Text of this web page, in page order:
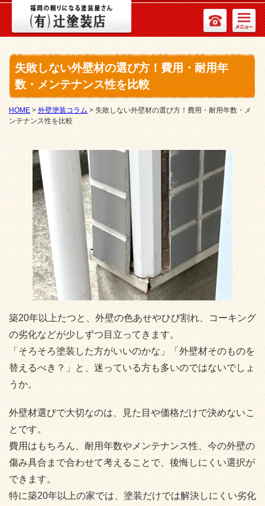
失敗しない外壁材の選び方！費用・耐用年
数・メンテナンス性を比較
HOME > 外壁塗装コラム > 失敗しない外壁材の選び方！費用・耐用年数・メ
ンテナンス性を比較
築20年以上たつと、外壁の色あせやひび割れ、コーキング
の劣化などが少しずつ目立ってきます。
「そろそろ塗装した方がいいのかな」「外壁材そのものを
替えるべき？」と、迷っている方も多いのではないでしょ
うか。
外壁材選びで大切なのは、見た目や価格だけで決めないこ
とです。
費用はもちろん、耐用年数やメンテナンス性、今の外壁の
傷み具合まで合わせて考えることで、後悔しにくい選択が
できます。
特に築20年以上の家では、塗装だけでは解決しにくい劣化